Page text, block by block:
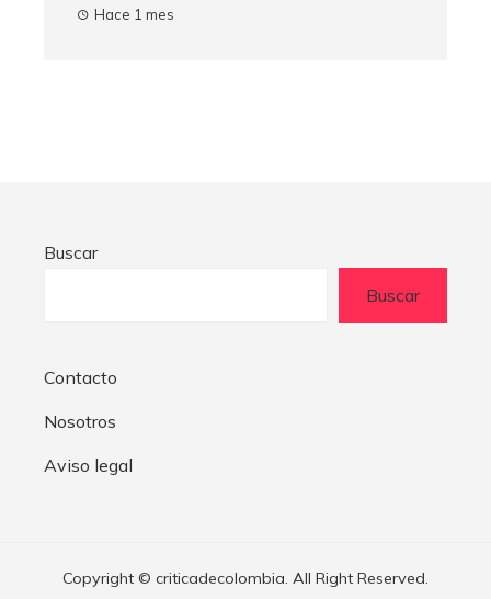
Hace 1 mes
Buscar
Buscar
Contacto
Nosotros
Aviso legal
Copyright © criticadecolombia. All Right Reserved.